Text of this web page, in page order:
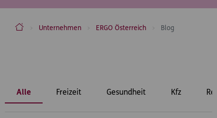
ERGO Versicherung Aktiengesellschaft
Unternehmen ERGO Österreich Blog
Alle Freizeit Gesundheit Kfz